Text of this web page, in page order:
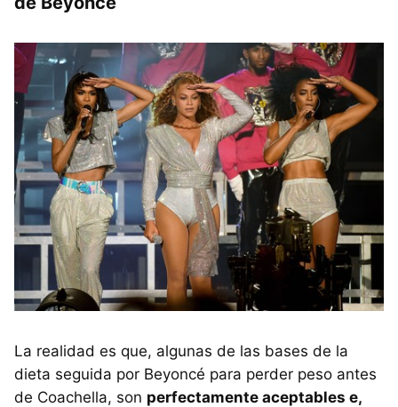
La realidad es que, algunas de las bases de la
dieta seguida por Beyoncé para perder peso antes
de Coachella, son perfectamente aceptables e,